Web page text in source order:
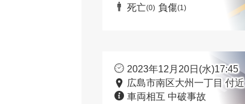
死亡(0) 負傷(1)
2023年12月20日(水)17:45
広島市南区大州一丁目 付近
車両相互 中破事故